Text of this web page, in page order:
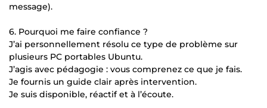
message).
6. Pourquoi me faire confiance ?
J’ai personnellement résolu ce type de problème sur
plusieurs PC portables Ubuntu.
J’agis avec pédagogie : vous comprenez ce que je fais.
Je fournis un guide clair après intervention.
Je suis disponible, réactif et à l’écoute.